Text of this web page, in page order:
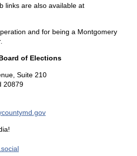
links are also available at
and for being a Montgomery
of Elections
Suite 210
20879